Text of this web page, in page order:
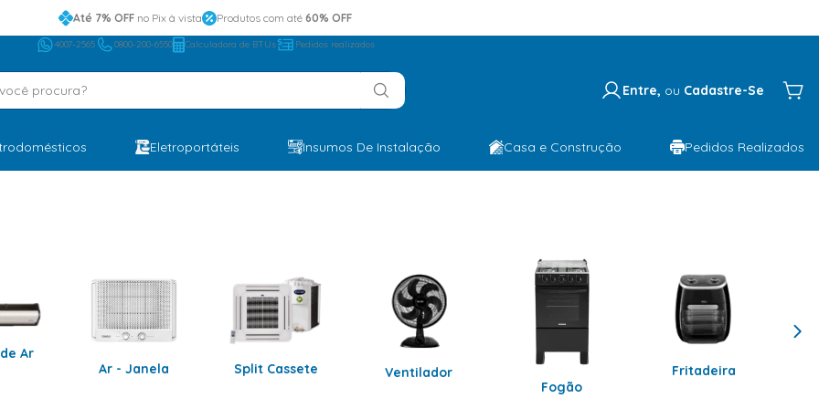
Até 7% OFFno Pix à vista Produtos com até 60% OFF
4007-2565 0800-200-6550 Calculadora de BTUs Pedidos realizados
procura?
Entre, ou Cadastre-Se
Eletroportáteis Insumos De Instalação Casa e Construção Pedidos Realizados
Ar
Ar - Janela
Split Cassete
Ventilador
Fogão
Fritadeira